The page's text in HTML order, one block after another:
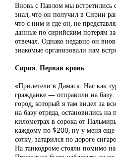
Вновь с Павлом мы
знал, что он получил в Сирии
что с ним и где он, не
данные по сирийским потерям
отвечал. Однако недавно он
знакомые организовали нам
Сирия. Первая кровь
«Прилетели в Дамаск. Нас как
гражданке — отправили на
город, который я там видел за
на базу отряда, остановились на
километрах в сорока от
каждому по $200, ну у меня
сотку, затарился по дороге
На танкодроме стояли помимо